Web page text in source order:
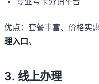
优点：套餐丰富、价格实
理入口。
3. 线上办理